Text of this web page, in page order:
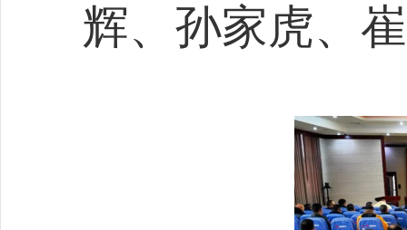
辉、孙家虎、